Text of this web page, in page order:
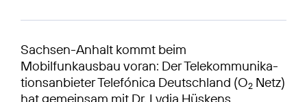
Sachsen-Anhalt kommt beim
Mobilfunkausbau voran: Der Telekommunika­
tionsanbieter Telefónica Deutschland (O2 Netz)
hat gemeinsam mit Dr. Lydia Hüskens,